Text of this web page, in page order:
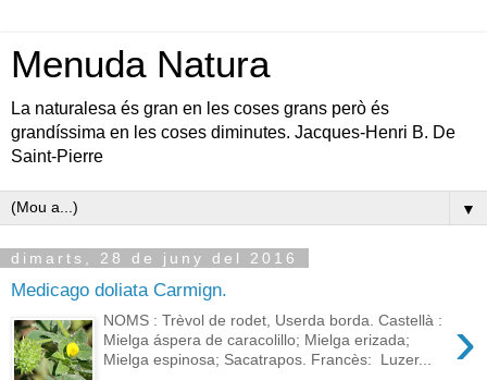
Menuda Natura
La naturalesa és gran en les coses grans però és
grandíssima en les coses diminutes. Jacques-Henri B. De
Saint-Pierre
▼
dimarts, 28 de juny del 2016
Medicago doliata Carmign.
›
NOMS : Trèvol de rodet, Userda borda. Castellà :
Mielga áspera de caracolillo; Mielga erizada;
Mielga espinosa; Sacatrapos. Francès: Luzer...